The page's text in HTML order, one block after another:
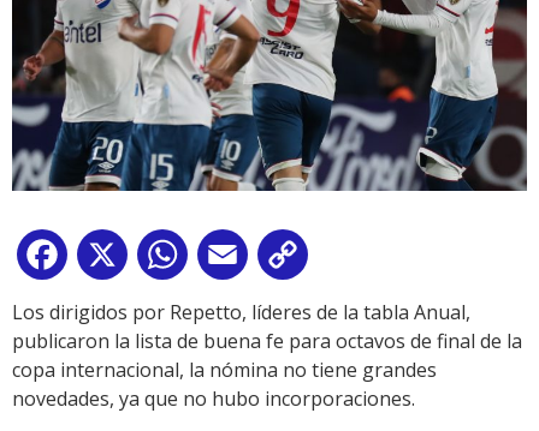
Facebook
X WhatsApp
Email
Link
Los dirigidos por Repetto, líderes de la tabla Anual,
publicaron la lista de buena fe para octavos de final de la
copa internacional, la nómina no tiene grandes
novedades, ya que no hubo incorporaciones.